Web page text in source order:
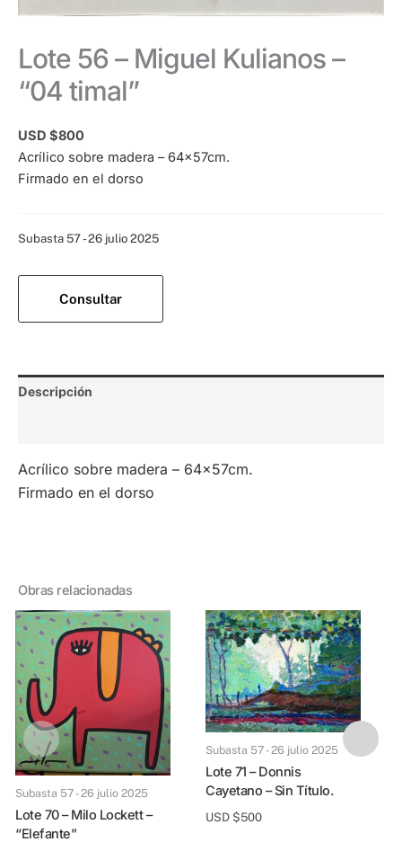
Lote 56 – Miguel Kulianos –
“04 timal”
USD $800
Acrílico sobre madera – 64x57cm.
Firmado en el dorso
Subasta 57 - 26 julio 2025
Consultar
Descripción
Acrílico sobre madera – 64x57cm.
Firmado en el dorso
Obras relacionadas
Subasta 57 - 26 julio 2025
Lote 70 – Milo Lockett –
“Elefante”
Subasta 57 - 26 julio 2025
Lote 71 – Donnis
Cayetano – Sin Título.
USD $500